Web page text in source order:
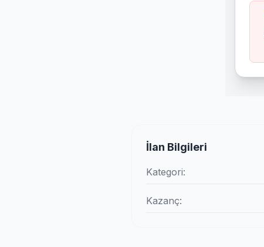
İlan Bilgileri
Kategori:
Kazanç: